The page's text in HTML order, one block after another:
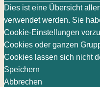
Dies ist eine Übersicht
verwendet werden. Sie
Cookie-Einstellungen
Cookies oder ganzen
Cookies lassen sich nicht
Speichern
Abbrechen